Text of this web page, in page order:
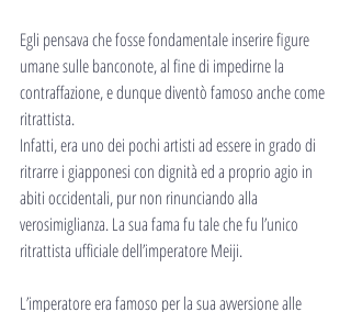
Egli pensava che fosse fondamentale inserire figure
umane sulle banconote, al fine di impedirne la
contraffazione, e dunque diventò famoso anche come
ritrattista.
Infatti, era uno dei pochi artisti ad essere in grado di
ritrarre i giapponesi con dignità ed a proprio agio in
abiti occidentali, pur non rinunciando alla
verosimiglianza. La sua fama fu tale che fu l’unico
ritrattista ufficiale dell’imperatore Meiji.
L’imperatore era famoso per la sua avversione alle